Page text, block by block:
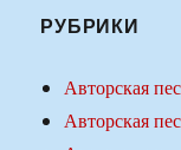
РУБРИКИ
Авторская
Авторская